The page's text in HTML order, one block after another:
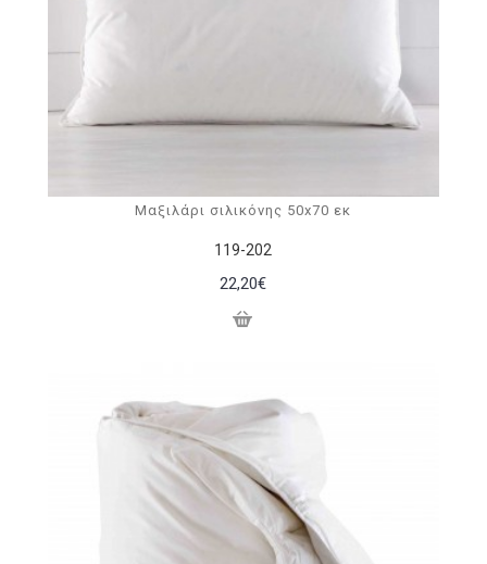
119-202
Μαξιλάρι σιλικόνης 50x70 εκ
22,20€